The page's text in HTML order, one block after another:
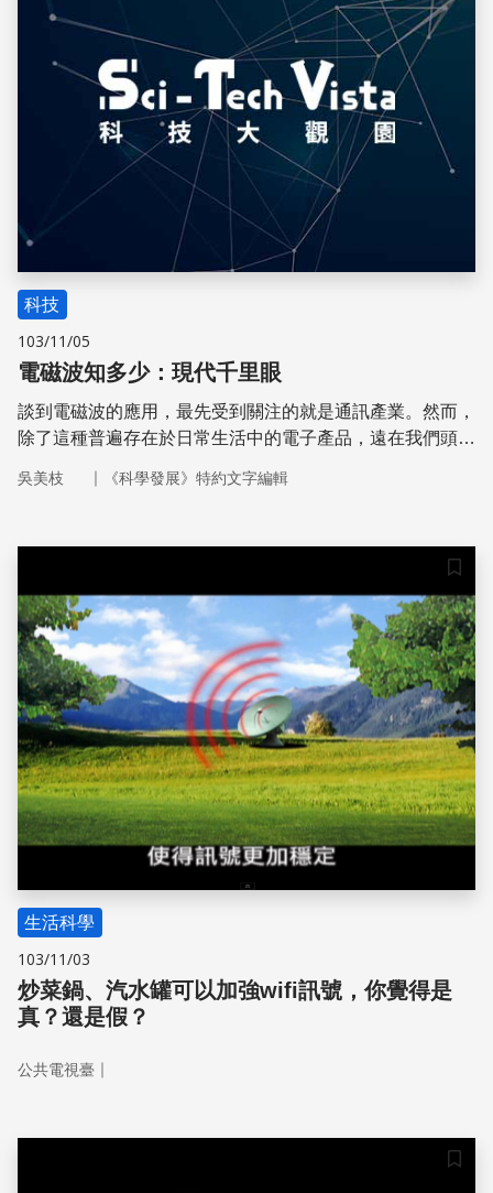
科技
103/11/05
電磁波知多少：現代千里眼
談到電磁波的應用，最先受到關注的就是通訊產業。然而，
除了這種普遍存在於日常生活中的電子產品，遠在我們頭頂
運用電磁波的特性，關注著地球
吳美枝 ｜ 《科學發展》特約文字編輯
儲存
生活科學
103/11/03
炒菜鍋、汽水罐可以加強wifi訊號，你覺得是
真？還是假？
公共電視臺 ｜
儲存